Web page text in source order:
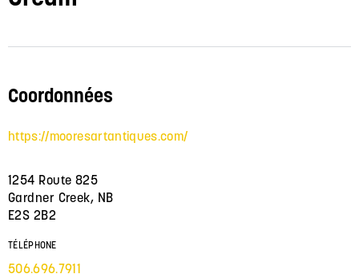
Coordonnées
https://mooresartantiques.com/
1254 Route 825
Gardner Creek, NB
E2S 2B2
TÉLÉPHONE
506.696.7911